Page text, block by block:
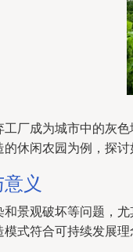
厂成为城市中的灰
休闲农园为例，探
义
景观破坏等问题，
式符合可持续发展理